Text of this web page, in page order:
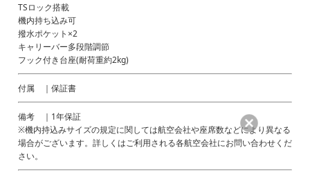
TSロック搭載
機内持ち込み可
撥水ポケット×2
キャリーバー多段階調節
フック付き台座(耐荷重約2kg)
付属 ｜保証書
備考 ｜1年保証
※機内持込みサイズの規定に関しては航空会社や座席数などにより異なる
場合がございます。詳しくはご利用される各航空会社にお問い合わせくだ
さい。